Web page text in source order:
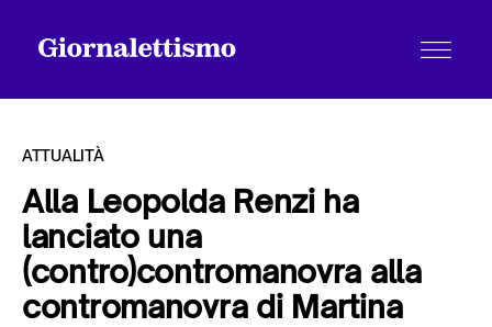
Tutti gli articoli
ATTUALITÀ
Alla Leopolda Renzi ha
lanciato una
(contro)contromanovra alla
contromanovra di Martina